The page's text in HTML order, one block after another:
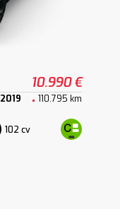
10.990 €
2019 110.795 km
102 cv